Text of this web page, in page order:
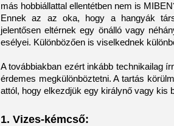
más hobbiállattal ellentétben nem is
Ennek az az oka, hogy a hangyák
jelentősen eltérnek egy önálló vagy
esélyei. Különbözően is viselkednek
A továbbiakban ezért inkább technikailag
érdemes megkülönböztetni. A tartás
attól, hogy elkezdjük egy királynő vagy kis
1. Vizes-kémcső: